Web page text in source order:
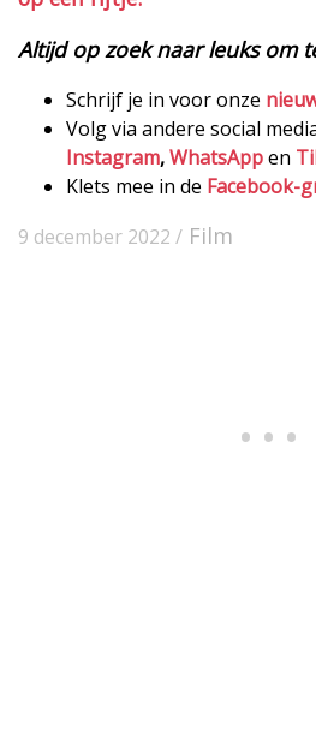
Altijd op zoek naar leuks om
Schrijf je in voor onze
Volg via andere social
Instagram,WhatsAppen
Klets mee in de Facebook-
9 december 2022 / Film